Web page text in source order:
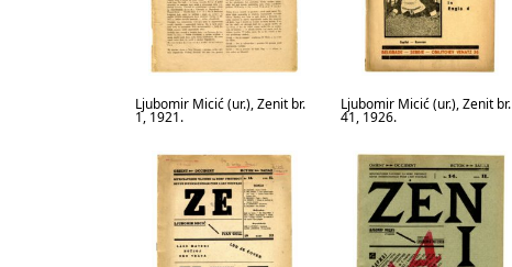
Ljubomir Micić (ur.), Zenit br.
1, 1921.
Ljubomir Micić (ur.), Zenit br.
41, 1926.